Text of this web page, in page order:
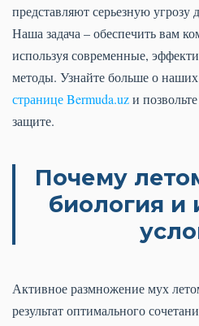
представляют серьезную угрозу
Наша задача – обеспечить вам
используя современные,
методы. Узнайте больше о наших
странице Bermuda.uzи
защите.
Почему
биология и
Активное размножение мух
результат оптимального